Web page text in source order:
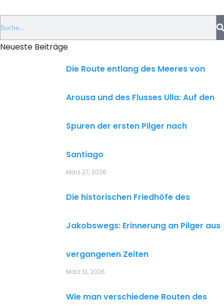
Neueste Beiträge
Die Route entlang des Meeres von
Arousa und des Flusses Ulla: Auf den
Spuren der ersten Pilger nach
Santiago
März 27, 2026
Die historischen Friedhöfe des
Jakobswegs: Erinnerung an Pilger aus
vergangenen Zeiten
März 13, 2026
Wie man verschiedene Routen des